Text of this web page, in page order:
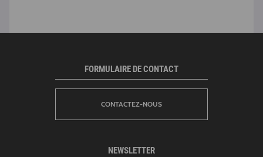
FORMULAIRE DE CONTACT
CONTACTEZ-NOUS
NEWSLETTER